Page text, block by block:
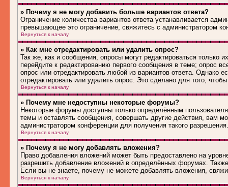
» Почему я не могу добавить больше вариантов ответа?
Ограничение количества вариантов ответа устанавливается
превышающее это ограничение, свяжитесь с администратором
Вернуться к началу
» Как мне отредактировать или удалить опрос?
Так же, как и сообщения, опросы могут редактироваться только
перейдите к редактированию первого сообщения в теме; опрос
опрос или отредактировать любой из вариантов ответа. Однако
отредактировать или удалить опрос. Это сделано для того,
Вернуться к началу
» Почему мне недоступны некоторые форумы?
Некоторые форумы доступны только определённым
темы и оставлять сообщения, совершать другие действия, вам
администратором конференции для получения такого разрешения.
Вернуться к началу
» Почему я не могу добавлять вложения?
Право добавления вложений может быть предоставлено на
разрешить добавление вложений в определённых форумах.
Если вы не знаете, почему не можете добавлять вложения,
Вернуться к началу